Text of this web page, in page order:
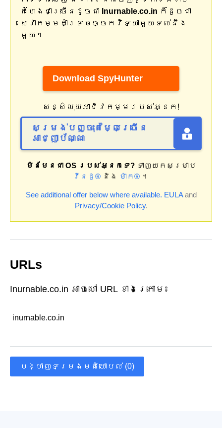
កំហែងជាច្រើនដូចជា Inurnable.co.in ក៏ដូចជា
សេវាកម្មគាំទ្របច្ចេកវិទ្យាមួយទល់នឹង
មួយ។
Download SpyHunter
សន្សំលុយអាជីវកម្មរបស់អ្នក!
សម្រង់បញ្ចុះតម្លៃច្រើន
អាជ្ញាប័ណ្ណ
មិនមែនជា OS របស់អ្នកទេ?ទាញយកសម្រាប់
វីនដូ® និង ម៉ាក់® ។
See additional offer below where available. EULAand
Privacy/Cookie Policy.
URLs
Inurnable.co.in អាចហៅ URL ខាងក្រោម៖
inurnable.co.in
បង្ហាញទម្រង់មតិយោបល់ (0)